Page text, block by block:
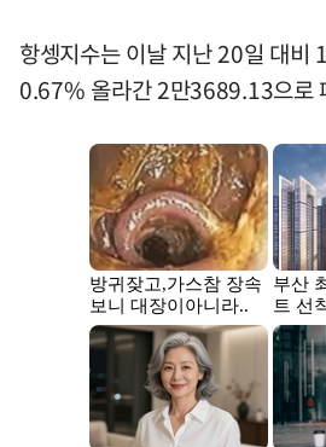
항셍지수는 이날 지난 20일 대비
0.67% 올라간 2만3689.13으로